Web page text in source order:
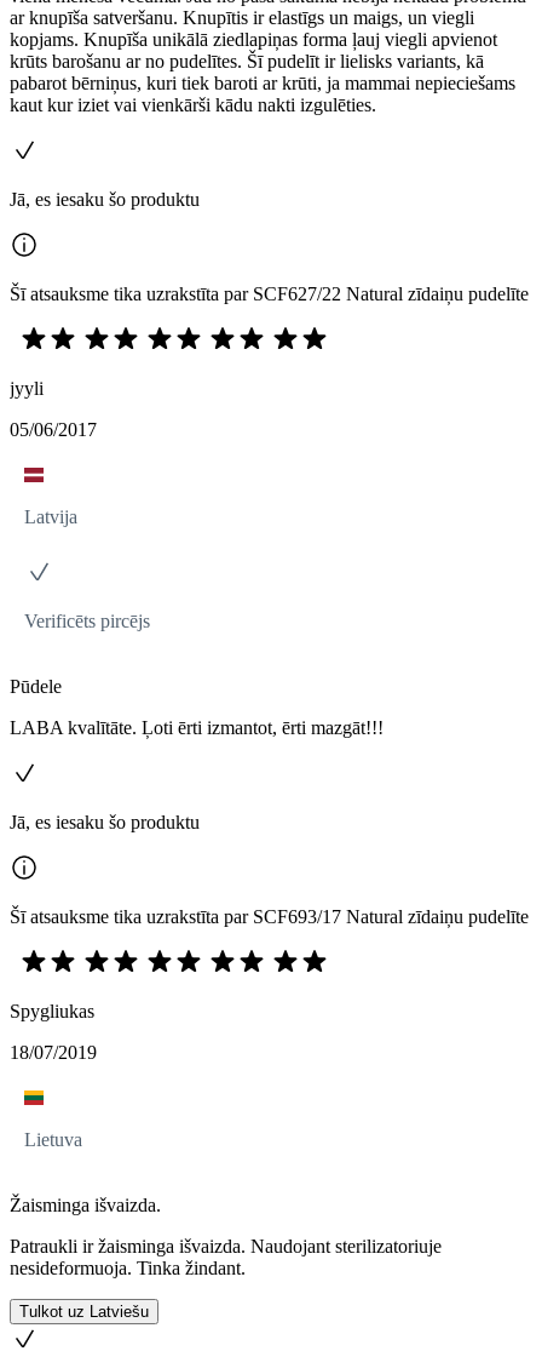
ar knupīša satveršanu. Knupītis ir elastīgs un maigs, un viegli
kopjams. Knupīša unikālā ziedlapiņas forma ļauj viegli apvienot
krūts barošanu ar no pudelītes. Šī pudelīt ir lielisks variants, kā
pabarot bērniņus, kuri tiek baroti ar krūti, ja mammai nepieciešams
kaut kur iziet vai vienkārši kādu nakti izgulēties.
Jā, es iesaku šo produktu
Šī atsauksme tika uzrakstīta par SCF627/22 Natural zīdaiņu pudelīte
jyyli
05/06/2017
Latvija
Verificēts pircējs
Pūdele
LABA kvalītāte. Ļoti ērti izmantot, ērti mazgāt!!!
Jā, es iesaku šo produktu
Šī atsauksme tika uzrakstīta par SCF693/17 Natural zīdaiņu pudelīte
Spygliukas
18/07/2019
Lietuva
Žaisminga išvaizda.
Patraukli ir žaisminga išvaizda. Naudojant sterilizatoriuje
nesideformuoja. Tinka žindant.
Tulkot uz Latviešu